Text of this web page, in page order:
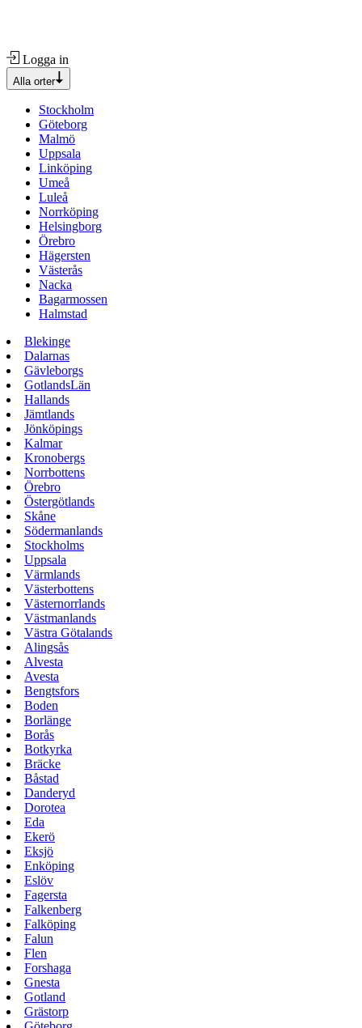
Logga in
Alla orter
Stockholm
Göteborg
Malmö
Uppsala
Linköping
Umeå
Luleå
Norrköping
Helsingborg
Örebro
Hägersten
Västerås
Nacka
Bagarmossen
Halmstad
Blekinge
Dalarnas
Gävleborgs
GotlandsLän
Hallands
Jämtlands
Jönköpings
Kalmar
Kronobergs
Norrbottens
Örebro
Östergötlands
Skåne
Södermanlands
Stockholms
Uppsala
Värmlands
Västerbottens
Västernorrlands
Västmanlands
Västra Götalands
Alingsås
Alvesta
Avesta
Bengtsfors
Boden
Borlänge
Borås
Botkyrka
Bräcke
Båstad
Danderyd
Dorotea
Eda
Ekerö
Eksjö
Enköping
Eslöv
Fagersta
Falkenberg
Falköping
Falun
Flen
Forshaga
Gnesta
Gotland
Grästorp